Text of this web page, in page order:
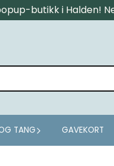
butikk i Halden!
TANG GAVEKORT